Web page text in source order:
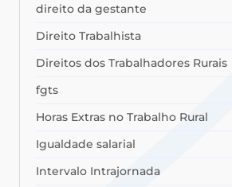
direito da gestante
Direito Trabalhista
Direitos dos Trabalhadores Rurais
fgts
Horas Extras no Trabalho Rural
Igualdade salarial
Intervalo Intrajornada